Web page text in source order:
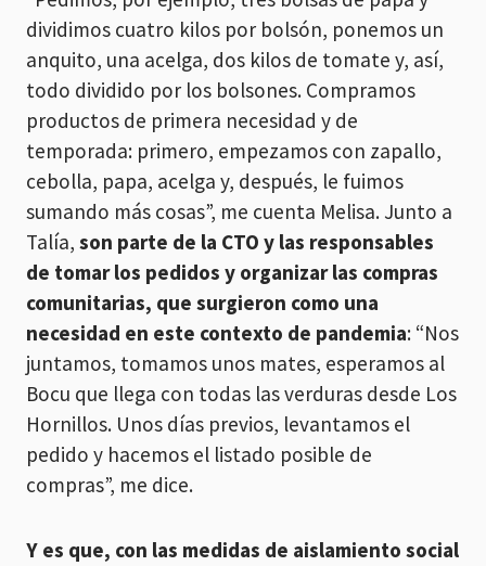
dividimos cuatro kilos por bolsón, ponemos un
anquito, una acelga, dos kilos de tomate y, así,
todo dividido por los bolsones. Compramos
productos de primera necesidad y de
temporada: primero, empezamos con zapallo,
cebolla, papa, acelga y, después, le fuimos
sumando más cosas”, me cuenta Melisa. Junto a
Talía, son parte de la CTO y las responsables
de tomar los pedidos y organizar las compras
comunitarias, que surgieron como una
necesidad en este contexto de pandemia: “Nos
juntamos, tomamos unos mates, esperamos al
Bocu que llega con todas las verduras desde Los
Hornillos. Unos días previos, levantamos el
pedido y hacemos el listado posible de
compras”, me dice.
Y es que, con las medidas de aislamiento social